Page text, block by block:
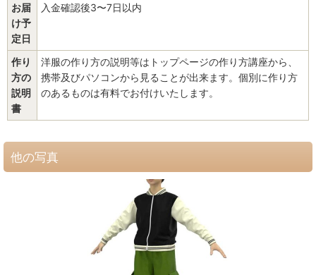
お届
け予
定日
入金確認後3〜7日以内
作り
方の
説明
書
洋服の作り方の説明等はトップページの作り方講座から、
携帯及びパソコンから見ることが出来ます。個別に作り方
のあるものは有料でお付けいたします。
他の写真